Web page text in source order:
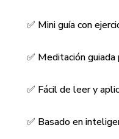
✅ Mini guía con
✅ Meditación
✅ Fácil de leer y
✅ Basado en